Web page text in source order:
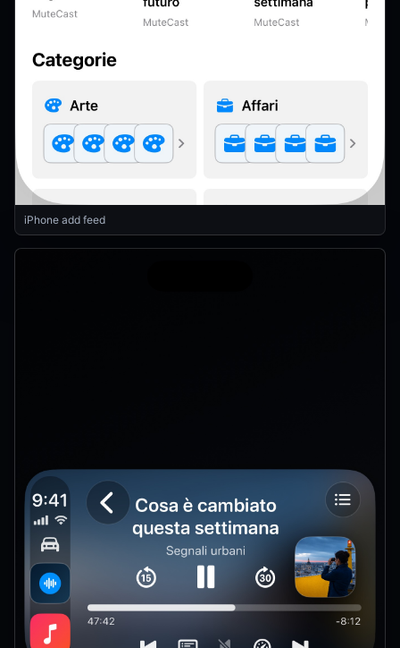
iPhone add feed